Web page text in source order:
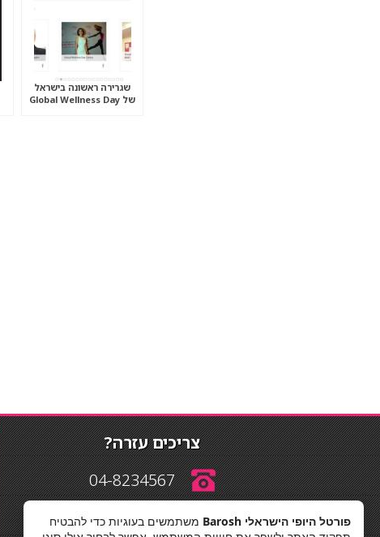
שגרירה ראשונה בישראל
של Global Wellness Day
צריכים עזרה?
04-8234567
info@barosh.co.il פורטל היופי הישראלי Barosh
משתמשים בעוגיות כדי להבטיח